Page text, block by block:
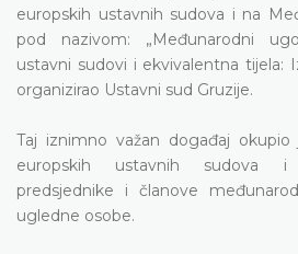
europskih ustavnih sudova i na
pod nazivom: „Međunarodni
ustavni sudovi i ekvivalentna tijela:
organizirao Ustavni sud Gruzije.
Taj iznimno važan događaj
europskih ustavnih sudova i
predsjednike i članove
ugledne osobe.